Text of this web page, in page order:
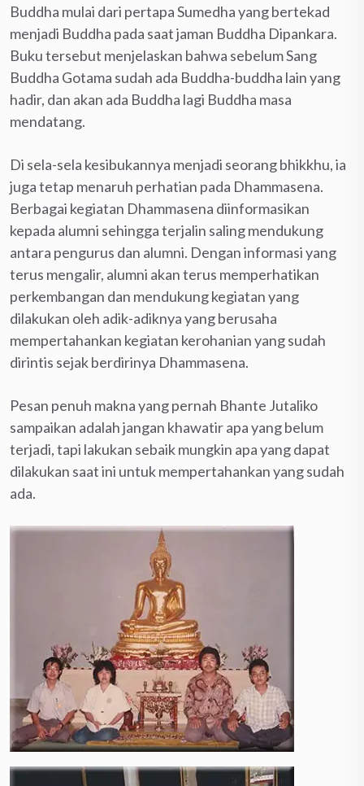
Buddha mulai dari pertapa Sumedha yang bertekad
menjadi Buddha pada saat jaman Buddha Dipankara.
Buku tersebut menjelaskan bahwa sebelum Sang
Buddha Gotama sudah ada Buddha-buddha lain yang
hadir, dan akan ada Buddha lagi Buddha masa
mendatang.
Di sela-sela kesibukannya menjadi seorang bhikkhu, ia
juga tetap menaruh perhatian pada Dhammasena.
Berbagai kegiatan Dhammasena diinformasikan
kepada alumni sehingga terjalin saling mendukung
antara pengurus dan alumni. Dengan informasi yang
terus mengalir, alumni akan terus memperhatikan
perkembangan dan mendukung kegiatan yang
dilakukan oleh adik-adiknya yang berusaha
mempertahankan kegiatan kerohanian yang sudah
dirintis sejak berdirinya Dhammasena.
Pesan penuh makna yang pernah Bhante Jutaliko
sampaikan adalah jangan khawatir apa yang belum
terjadi, tapi lakukan sebaik mungkin apa yang dapat
dilakukan saat ini untuk mempertahankan yang sudah
ada.